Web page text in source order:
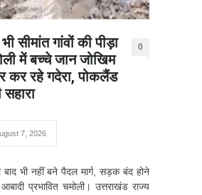
सीमांत गांवों की पीड़ा
में बच्चे जान जोखिम
कर रहे गदेरा, पोकलैंड
0
7, 2026
भी नहीं बने पैदल मार्ग, सड़क बंद होने
प्रभावित चमोली। उत्तराखंड राज्य